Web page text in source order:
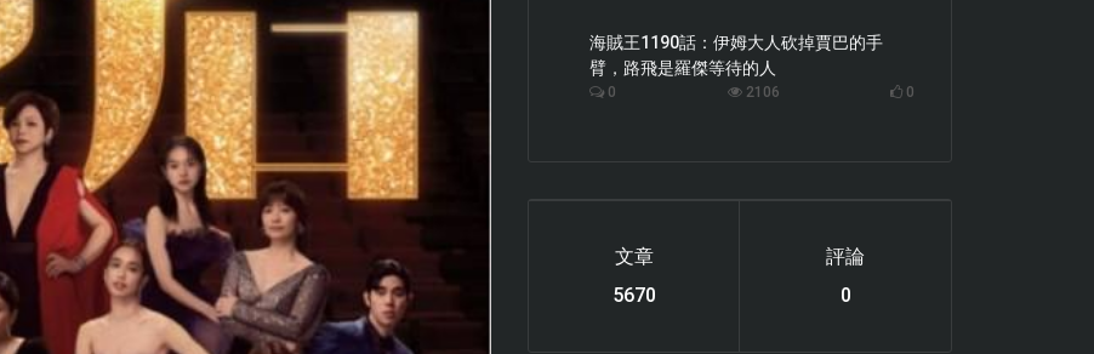
海賊王1190話：伊姆大人砍掉賈巴的手
臂，路飛是羅傑等待的人
0 2106 0
文章
6119
評論
0